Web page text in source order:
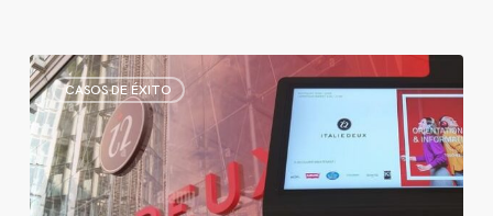
CASOS DE ÉXITO
Italie
Deux:
Años
de
colaboración,
kioscos